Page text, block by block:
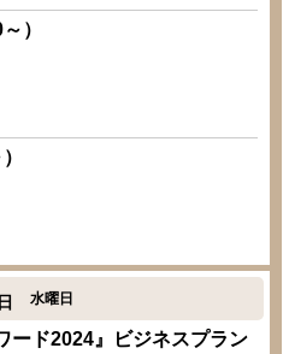
）
日 水曜日
ード2024』ビジネスプラン